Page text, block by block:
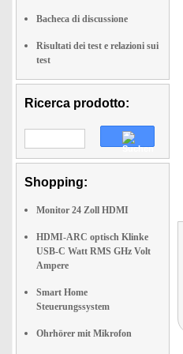
Bacheca di discussione
Risultati dei test e relazioni sui
test
Ricerca prodotto:
Shopping:
Monitor 24 Zoll HDMI
HDMI-ARC optisch Klinke
USB-C Watt RMS GHz Volt
Ampere
Smart Home
Steuerungssystem
Ohrhörer mit Mikrofon